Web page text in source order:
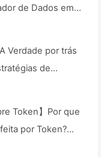
de Dados em
Verdade por trás
de
—
Token】Por que
por Token?